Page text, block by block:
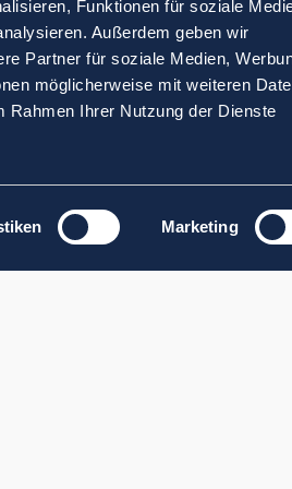
Funktionen für soziale
Außerdem geben wir
Partner für soziale Medien,
möglicherweise mit weiteren
Rahmen Ihrer Nutzung der Dienste
Marketing